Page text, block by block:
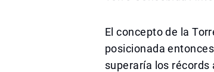
El concepto de la
posicionada
superaría los